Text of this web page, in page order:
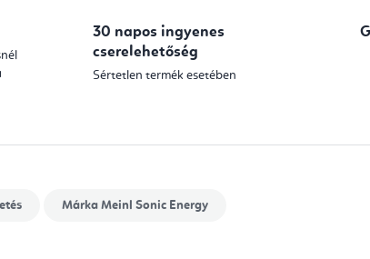
30 napos ingyenes
cserelehetőség
Sértetlen termék esetében
Márka Meinl Sonic Energy